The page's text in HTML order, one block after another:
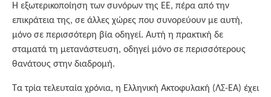
Η εξωτερικοποίηση των συνόρων της ΕΕ, πέρα από την
επικράτεια της, σε άλλες χώρες που συνορεύουν με αυτή,
μόνο σε περισσότερη βία οδηγεί. Αυτή η πρακτική δε
σταματά τη μετανάστευση, οδηγεί μόνο σε περισσότερους
θανάτους στην διαδρομή.
Τα τρία τελευταία χρόνια, η Ελληνική Ακτοφυλακή (ΛΣ-ΕΑ) έχει